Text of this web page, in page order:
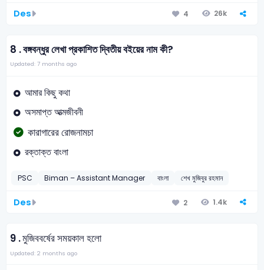
Des 4 26k
8 .বঙ্গবন্ধুর লেখা প্রকাশিত দ্বিতীয় বইয়ের নাম কী?
Updated: 7 months ago
আমার কিছু কথা
অসমাপ্ত আত্মজীবনী
কারাগারের রোজনামচা
রক্তাক্ত বাংলা
PSC Biman – Assistant Manager বাংলা শেখ মুজিবুর রহমান
Des 2 1.4k
9 .মুজিববর্ষের সময়কাল হলো
Updated: 2 months ago